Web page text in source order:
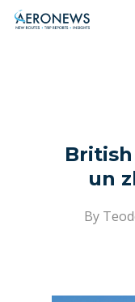
Hit enter to
British
un
By